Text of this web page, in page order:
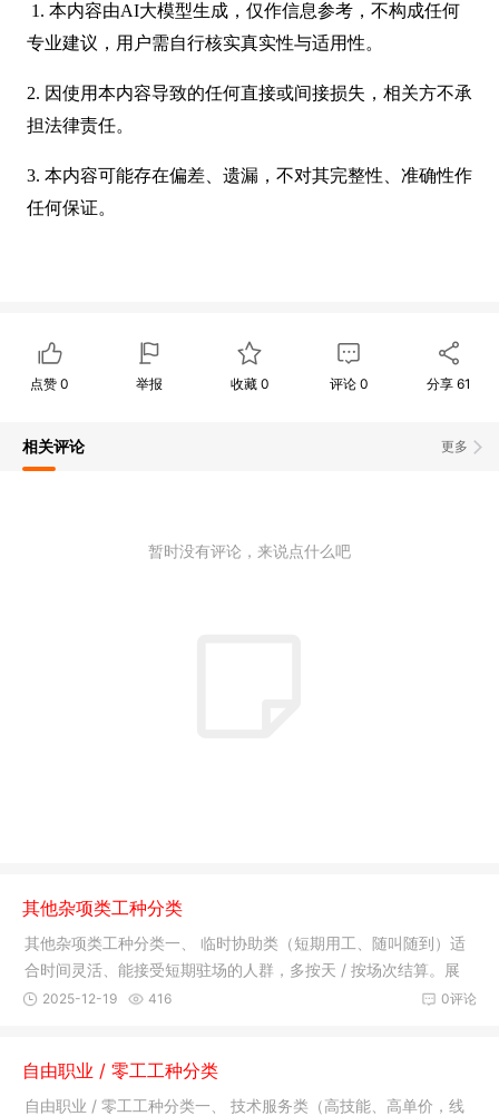
1. 本内容由AI大模型生成，仅作信息参考，不构成任何
专业建议，用户需自行核实真实性与适用性。
2. 因使用本内容导致的任何直接或间接损失，相关方不承
担法律责任。
3. 本内容可能存在偏差、遗漏，不对其完整性、准确性作
任何保证。
点赞0 举报 收藏 0 评论0 分享61
更多
相关评论
暂时没有评论，来说点什么吧
其他杂项类工种分类
其他杂项类工种分类一、 临时协助类（短期用工、随叫随到）适
合时间灵活、能接受短期驻场的人群，多按天 / 按场次结算。展
会 /
0评论
2025-12-19 416
自由职业 / 零工工种分类
自由职业 / 零工工种分类一、 技术服务类（高技能、高单价，线